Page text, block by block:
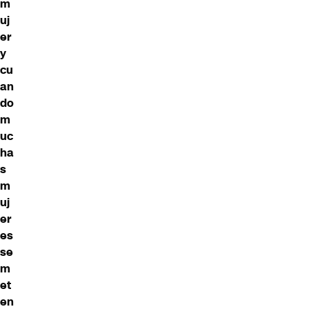
m
uj
er
y
cu
an
do
m
uc
ha
s
m
uj
er
es
se
m
et
en